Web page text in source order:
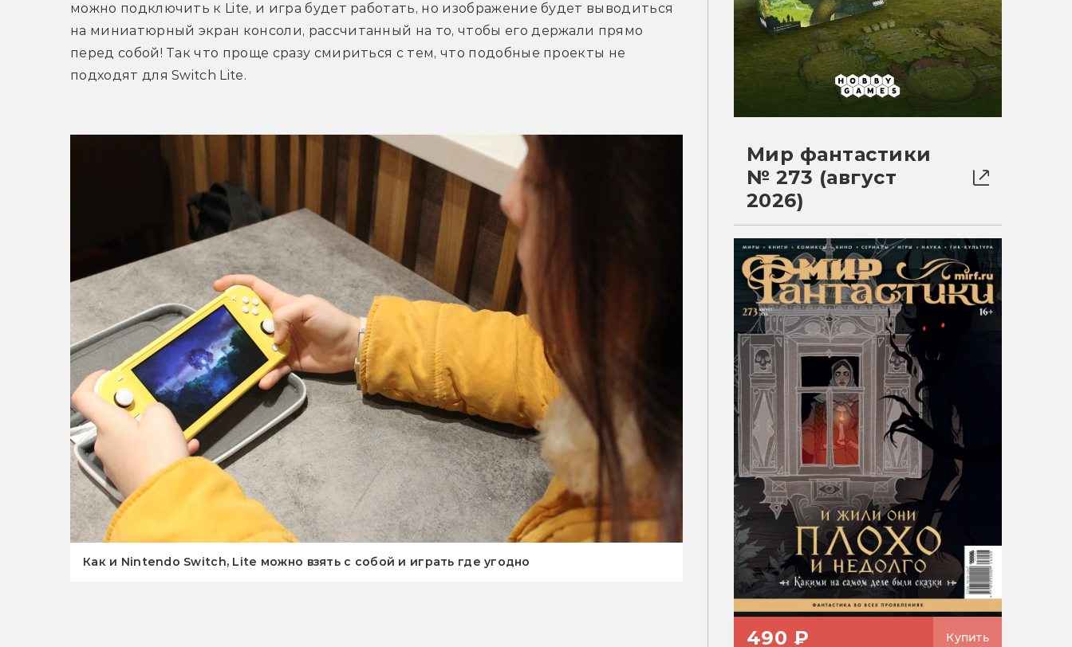
можно подключить к Lite, и игра будет работать, но изображение будет выводиться
на миниатюрный экран консоли, рассчитанный на то, чтобы его держали прямо
перед собой! Так что проще сразу смириться с тем, что подобные проекты не
подходят для Switch Lite.
Как и Nintendo Switch, Lite можно взять с собой и играть где угодно
Мир фантастики
№ 273 (август
2026)
490 ₽ Купить